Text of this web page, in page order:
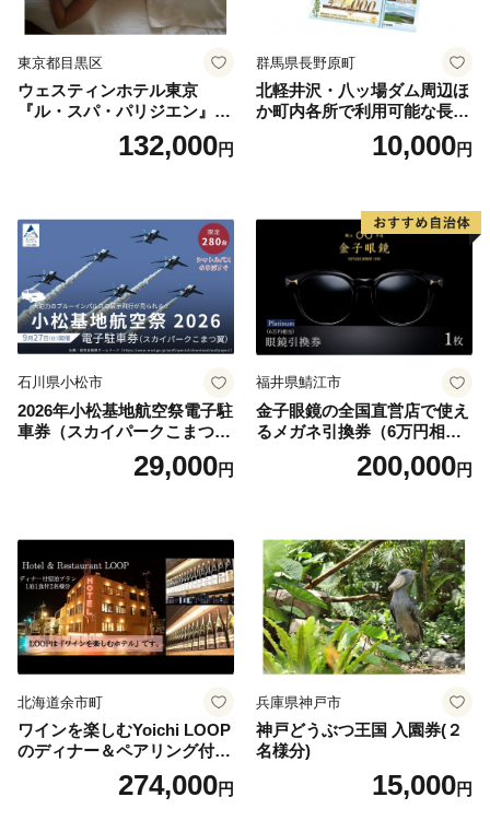
東京都目黒区
ウェスティンホテル東京
『ル・スパ・パリジエン』選
べるボディセラピー90分/1名
132,000円
群馬県長野原町
北軽井沢・八ッ場ダム周辺ほ
か町内各所で利用可能な長野
原町ふるさと感謝券（3,000
円分）【トラベル 観光 旅行
10,000円
石川県小松市
2026年小松基地航空祭電子駐
車券（スカイパークこまつ
翼） 駐車場 シャトルバスの
りばすぐ 石川県 小松市
29,000円
福井県鯖江市
金子眼鏡の全国直営店で使え
るメガネ引換券（6万円相
当） Platinum200,000円
北海道余市町
ワインを楽しむYoichi LOOP
のディナー＆ペアリング付宿
泊プラン＜デラックスツイン
274,000円
兵庫県神戸市
神戸どうぶつ王国 入園券(２
名様分)
15,000円